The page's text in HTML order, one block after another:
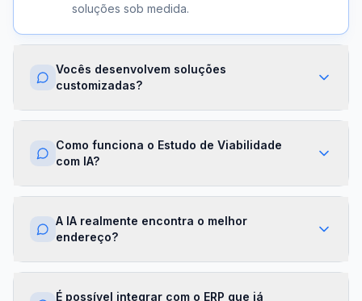
soluções sob medida.
Vocês desenvolvem soluções
customizadas?
Sim. Além dos módulos prontos, criamos
algoritmos proprietários e APIs sob demanda.
sua franqueadora.
Como funciona o Estudo de Viabilidade
com IA?
Nossa IA cruza dados de mercado,
financeiras para gerar um score de viabilidade
por região. Você recebe um relatório completo
com recomendações em minutos.
A IA realmente encontra o melhor
endereço?
Sim. O módulo de Geolocalização cruza fluxo
É possível integrar com o ERP que já